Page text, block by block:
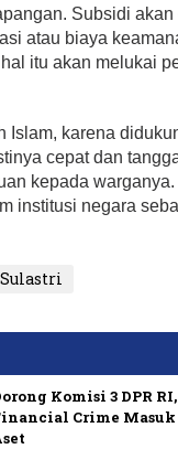
Subsidi
atau biaya
itu akan melukai
karena
cepat dan
kepada
institusi negara
Sulastri
Komisi 3 DPR
Crime Masuk